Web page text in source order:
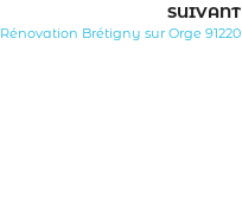
SUIVANT
Rénovation Brétigny sur Orge 91220